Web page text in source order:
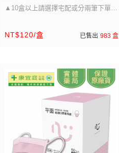
《保證原廠貨》
▲10盒以上請選擇宅配或分兩筆下單唷
口罩大小可以參考圖片的尺寸~
NT$120/盒 已售出 983 盒